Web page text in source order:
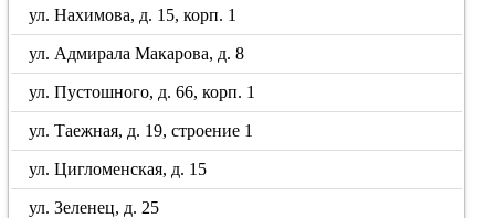
ул. Нахимова, д. 15, корп. 1
ул. Адмирала Макарова, д. 8
ул. Пустошного, д. 66, корп. 1
ул. Таежная, д. 19, строение 1
ул. Цигломенская, д. 15
ул. Зеленец, д. 25